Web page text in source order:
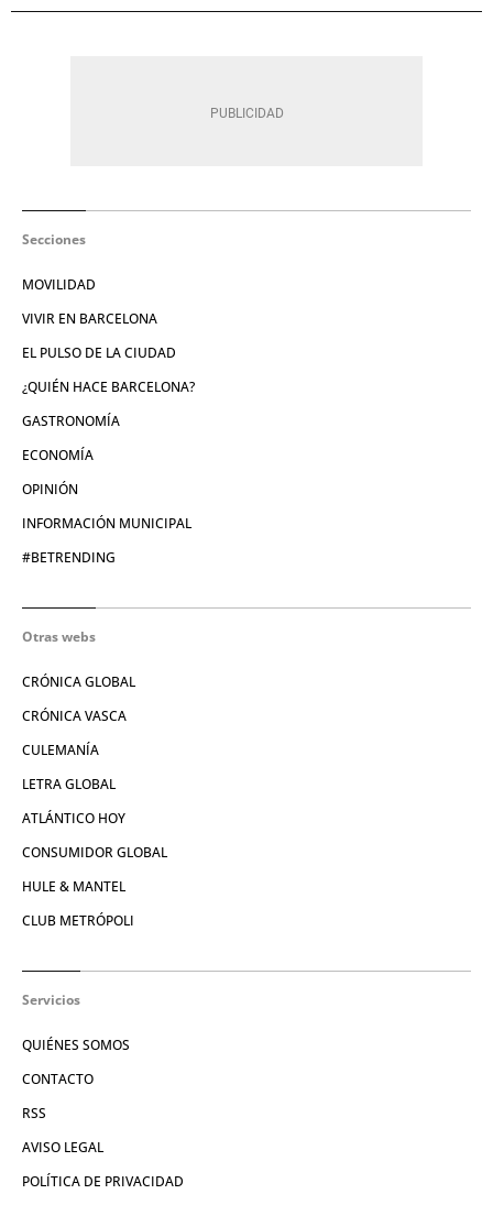
Secciones
MOVILIDAD
VIVIR EN BARCELONA
EL PULSO DE LA CIUDAD
¿QUIÉN HACE BARCELONA?
GASTRONOMÍA
ECONOMÍA
OPINIÓN
INFORMACIÓN MUNICIPAL
#BETRENDING
Otras webs
CRÓNICA GLOBAL
CRÓNICA VASCA
CULEMANÍA
LETRA GLOBAL
ATLÁNTICO HOY
CONSUMIDOR GLOBAL
HULE & MANTEL
CLUB METRÓPOLI
Servicios
QUIÉNES SOMOS
CONTACTO
RSS
AVISO LEGAL
POLÍTICA DE PRIVACIDAD